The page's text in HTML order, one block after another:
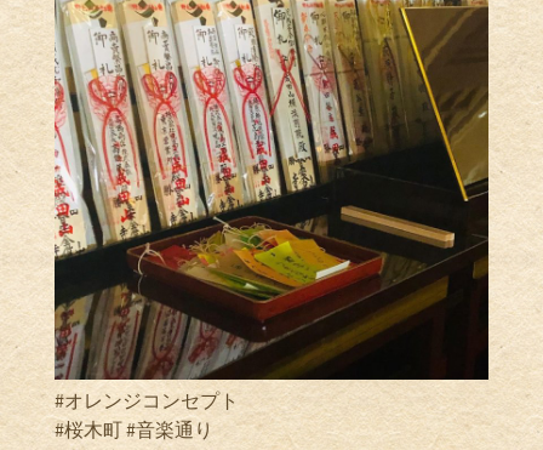
#オレンジコンセプト
#桜木町 #音楽通り